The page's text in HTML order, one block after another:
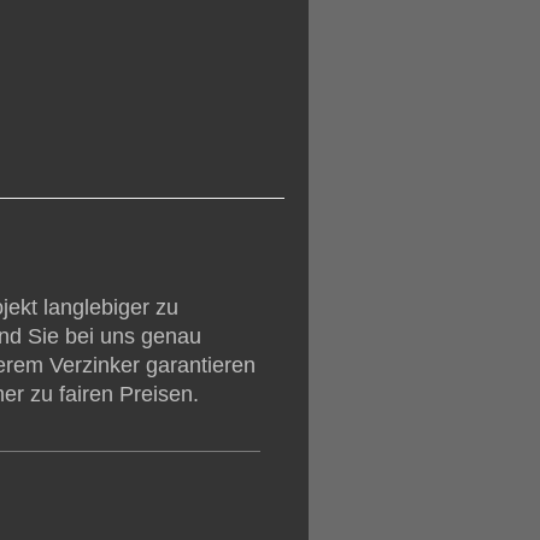
Blahut
langlebiger zu
Sie bei uns genau
Verzinker garantieren
zu fairen Preisen.